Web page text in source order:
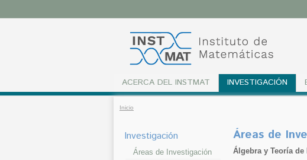
ACERCA DEL INSTMAT INVESTIGACIÓN
Inicio
Áreas de
Álgebra y Teoría de
Investigación
Áreas de Investigación